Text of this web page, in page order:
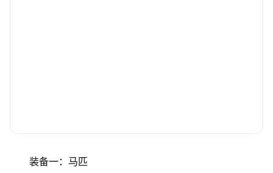
装备一：马匹